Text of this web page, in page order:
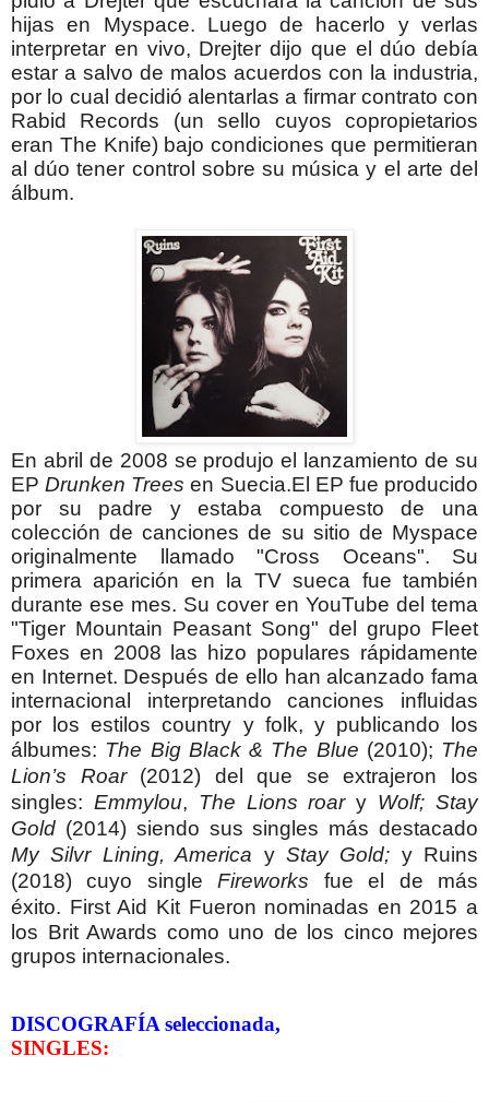
hijas en Myspace. Luego de hacerlo y verlas
interpretar en vivo, Drejter dijo que el dúo debía
estar a salvo de malos acuerdos con la industria,
por lo cual decidió alentarlas a firmar contrato con
Rabid Records (un sello cuyos copropietarios
eran The Knife) bajo condiciones que permitieran
al dúo tener control sobre su música y el arte del
álbum.
En abril de 2008 se produjo el lanzamiento de su
EPDrunken Trees en Suecia.El EP fue producido
por su padre y estaba compuesto de una
colección de canciones de su sitio de Myspace
originalmente llamado "Cross Oceans". Su
primera aparición en la TV sueca fue también
durante ese mes. Su cover en YouTube del tema
"Tiger Mountain Peasant Song" del grupo Fleet
Foxes en 2008 las hizo populares rápidamente
en Internet. Después de ello han alcanzado fama
internacional interpretando canciones influidas
por los estilos country y folk, y publicando los
álbumes: The Big Black & The Blue (2010); The
Lion’s Roar(2012) del que se extrajeron los
singles: Emmylou, The Lions roar y Wolf; Stay
Gold (2014) siendo sus singles más destacado
My Silvr Lining, America yStay Gold; y Ruins
(2018) cuyo singleFireworks fue el de más
éxito. First Aid Kit Fueron nominadas en 2015 a
los Brit Awards como uno de los cinco mejores
grupos internacionales.
DISCOGRAFÍA seleccionada,
SINGLES: